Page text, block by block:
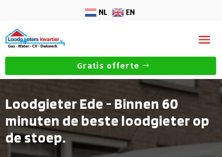
NL EN
Gratis offerte
Loodgieter Ede - Binnen 60
minuten de beste loodgieter op
de stoep.